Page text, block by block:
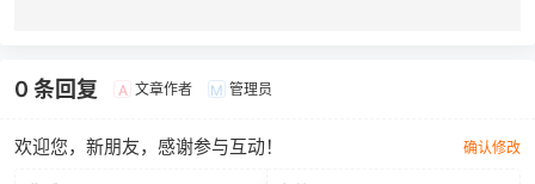
0 条回复 A 文章作者 M 管理员
欢迎您，新朋友，感谢参与互动！ 确认修改